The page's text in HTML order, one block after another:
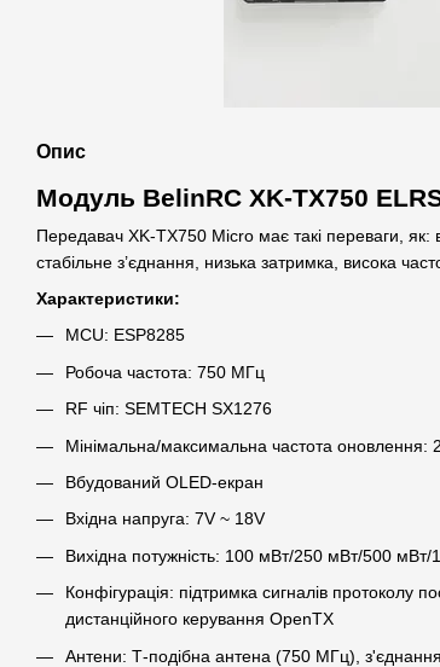
Опис
Модуль BelinRC XK-TX750
Передавач XK-TX750 Micro має такі переваги, як:
стабільне з’єднання, низька затримка, висока
Характеристики:
MCU: ESP8285
Робоча частота: 750 МГц
RF чіп: SEMTECH SX1276
Мінімальна/максимальна частота оновлення:
Вбудований OLED-екран
Вхідна напруга: 7V ~ 18V
Вихідна потужність: 100 мВт/250 мВт/500 мВт/
Конфігурація: підтримка сигналів протоколу
дистанційного керування OpenTX
Антени: Т-подібна антена (750 МГц),